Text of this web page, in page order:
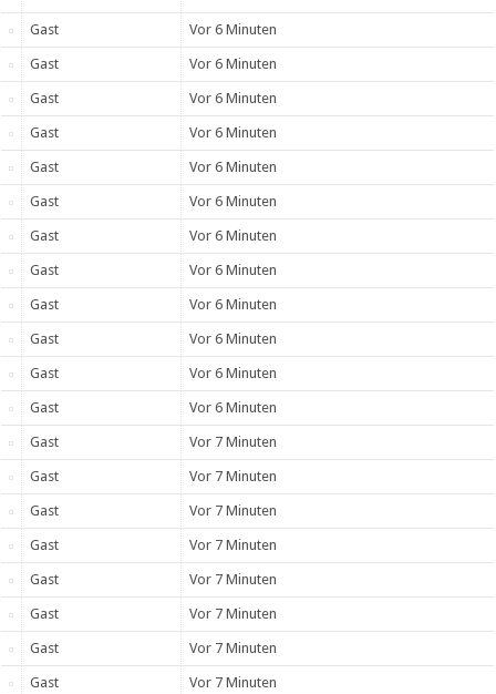
Gast Vor 6 Minuten
Gast Vor 6 Minuten
Gast Vor 6 Minuten
Gast Vor 6 Minuten
Gast Vor 6 Minuten
Gast Vor 6 Minuten
Gast Vor 6 Minuten
Gast Vor 6 Minuten
Gast Vor 6 Minuten
Gast Vor 6 Minuten
Gast Vor 6 Minuten
Gast Vor 6 Minuten
Gast Vor 7 Minuten
Gast Vor 7 Minuten
Gast Vor 7 Minuten
Gast Vor 7 Minuten
Gast Vor 7 Minuten
Gast Vor 7 Minuten
Gast Vor 7 Minuten
Gast Vor 7 Minuten